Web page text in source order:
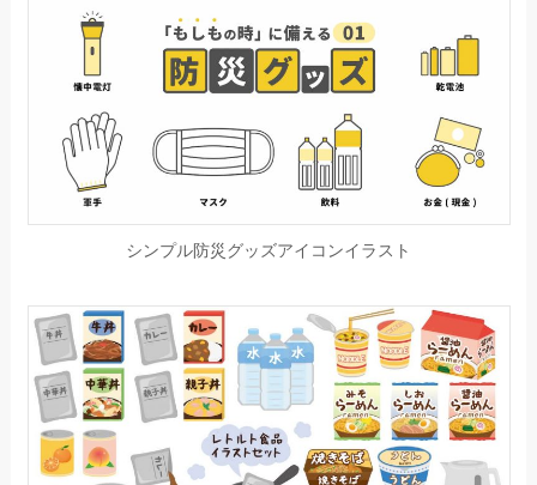
シンプル防災グッズアイコンイラスト